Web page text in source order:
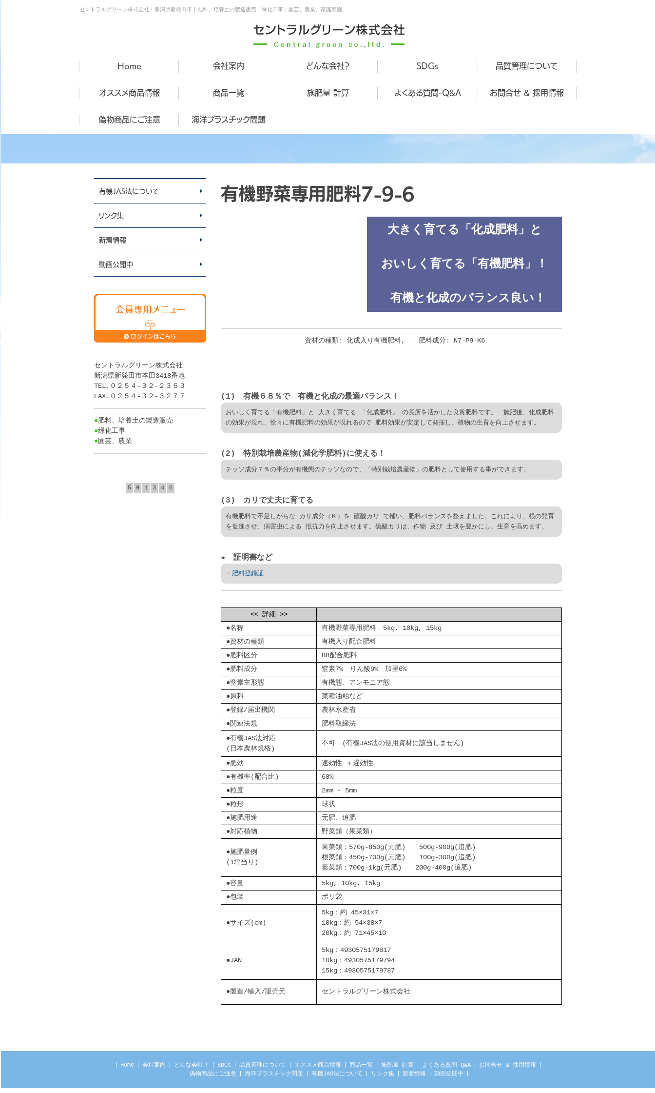
セントラルグリーン株式会社｜新潟県新発田市｜肥料、培養土の製造販売｜緑化工事｜園芸、農業、家庭菜園
Home 会社案内 どんな会社？ SDGs 品質管理について
オススメ商品情報 商品一覧 施肥量 計算 よくある質問-Q&A お問合せ & 採用情報
偽物商品にご注意 海洋プラスチック問題
有機JAS法について
リンク集
新着情報
動画公開中
セントラルグリーン株式会社
新潟県新発田市本田3418番地
TEL.０２５４-３２-２３６３
FAX.０２５４-３２-３２７７
●肥料、培養土の製造販売
●緑化工事
●園芸、農業
5 9 1 3 4 0
有機野菜専用肥料7-9-6
大きく育てる「化成肥料」と
おいしく育てる「有機肥料」！
有機と化成のバランス良い！
資材の種類: 化成入り有機肥料, 肥料成分: N7-P9-K6
(1) 有機６８％で 有機と化成の最適バランス！
おいしく育てる「有機肥料」と 大きく育てる 「化成肥料」 の長所を活かした良質肥料です。 施肥後、化成肥料
の効果が現れ、徐々に有機肥料の効果が現れるので 肥料効果が安定して発揮し、植物の生育を向上させます。
(2) 特別栽培農産物(減化学肥料)に使える！
チッソ成分７％の半分が有機態のチッソなので、「特別栽培農産物」の肥料として使用する事ができます。
(3) カリで丈夫に育てる
有機肥料で不足しがちな カリ成分（Ｋ）を 硫酸カリ で補い、肥料バランスを整えました。これにより、根の発育
を促進させ、病害虫による 抵抗力を向上させます。硫酸カリは、作物 及び 土壌を豊かにし、生育を高めます。
★ 証明書など
・ 肥料登録証
<< 詳細 >>
●名称
有機野菜専用肥料 5kg, 10kg, 15kg
●資材の種類
有機入り配合肥料
●肥料区分
BB配合肥料
●肥料成分
窒素7% りん酸9% 加里6%
●窒素主形態
有機態、アンモニア態
●原料
菜種油粕など
●登録/届出機関
農林水産省
●関連法規
肥料取締法
●有機JAS法対応
(日本農林規格)
不可 (有機JAS法の使用資材に該当しません)
●肥効
速効性 ＋遅効性
●有機率(配合比)
68%
●粒度
2mm - 5mm
●粒形
球状
●施肥用途
元肥、追肥
●対応植物
野菜類（果菜類）
●施肥量例
(1坪当り)
果菜類：570g-850g(元肥) 500g-900g(追肥)
根菜類：450g-700g(元肥) 100g-300g(追肥)
葉菜類：700g-1kg(元肥) 200g-400g(追肥)
●容量
5kg, 10kg, 15kg
●包装
ポリ袋
●サイズ(cm)
5kg：約 45×31×7
10kg：約 54×38×7
20kg：約 71×45×10
●JAN
5kg：4930575179817
10kg：4930575179794
15kg：4930575179787
●製造/輸入/販売元 セントラルグリーン株式会社
Home 会社案内 どんな会社？ SDGs 品質管理について オススメ商品情報 商品一覧 施肥量 計算 よくある質問-Q&A お問合せ & 採用情報
偽物商品にご注意
海洋プラスチック問題 有機JAS法について リンク集 新着情報 動画公開中